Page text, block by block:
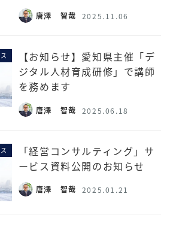
唐澤 智哉 2025.11.06
【お知らせ】愛知県主催「デ
ジタル人材育成研修」で講師
を務めます
唐澤 智哉 2025.06.18
「経営コンサルティング」サ
ービス資料公開のお知らせ
唐澤 智哉 2025.01.21